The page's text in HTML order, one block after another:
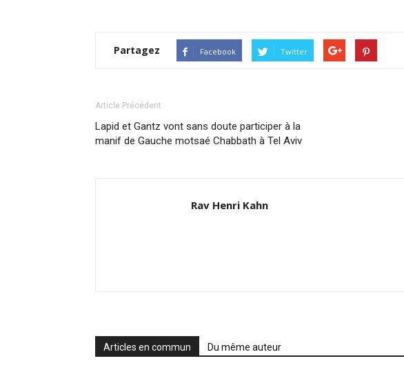
Partagez Facebook Twitter
Article Précédent
Lapid et Gantz vont sans doute participer à la
manif de Gauche motsaé Chabbath à Tel Aviv
Rav Henri Kahn
Articles en commun Du même auteur